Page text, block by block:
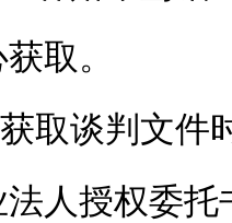
取。
取谈判 文件
人授权委